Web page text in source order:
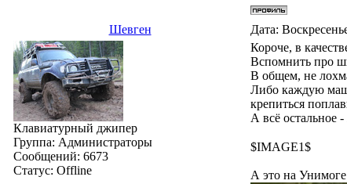
Шевген Дата:
Клавиатурный джипер
Группа: Администраторы
Сообщений: 6673
Статус: Offline
Короче, в
Вспомнить про
В общем, не
Либо каждую
крепиться
А всё остальное
$IMAGE1$
А это на Унимоге